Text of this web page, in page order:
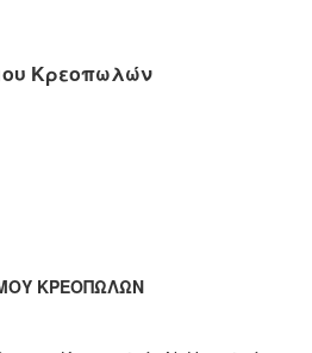
Κρεοπωλών
ΚΡΕΟΠΩΛΩΝ